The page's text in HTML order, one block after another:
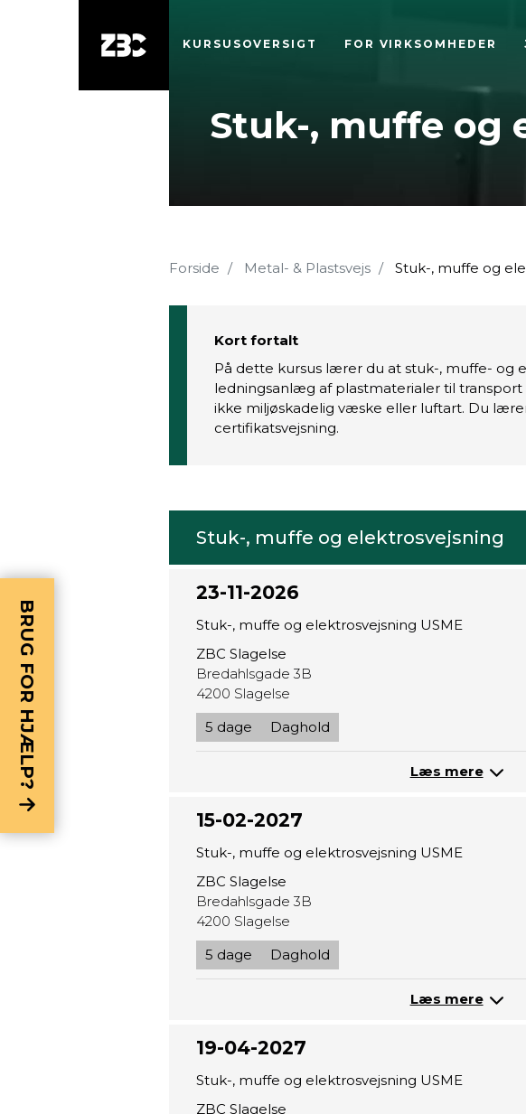
KURSUSOVERSIGT FOR VIRKSOMHEDER
Stuk-, muffe og
Forside Metal- & Plastsvejs Stuk-, muffe og
Kort fortalt
På dette kursus lærer du at stuk-, muffe- og
ledningsanlæg af plastmaterialer til
ikke miljøskadelig væske eller luftart. Du
certifikatsvejsning.
Stuk-, muffe og elektrosvejsning
23-11-2026
Stuk-, muffe og elektrosvejsning USME
ZBC Slagelse
Bredahlsgade 3B
4200 Slagelse
5 dage
Daghold
Læs mere
15-02-2027
Stuk-, muffe og elektrosvejsning USME
ZBC Slagelse
Bredahlsgade 3B
4200 Slagelse
5 dage
Daghold
Læs mere
19-04-2027
Stuk-, muffe og elektrosvejsning USME
ZBC Slagelse
BRUG FOR HJÆLP?